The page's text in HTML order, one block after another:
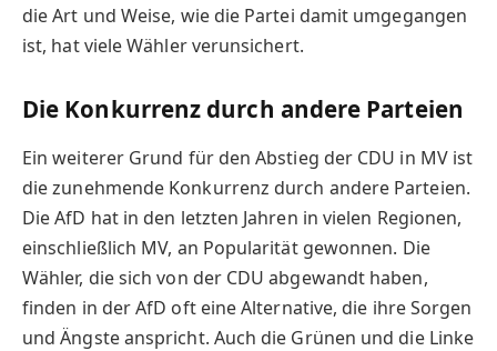
die Art und Weise, wie die Partei damit umgegangen
ist, hat viele Wähler verunsichert.
Die Konkurrenz durch andere Parteien
Ein weiterer Grund für den Abstieg der CDU in MV ist
die zunehmende Konkurrenz durch andere Parteien.
Die AfD hat in den letzten Jahren in vielen Regionen,
einschließlich MV, an Popularität gewonnen. Die
Wähler, die sich von der CDU abgewandt haben,
finden in der AfD oft eine Alternative, die ihre Sorgen
und Ängste anspricht. Auch die Grünen und die Linke